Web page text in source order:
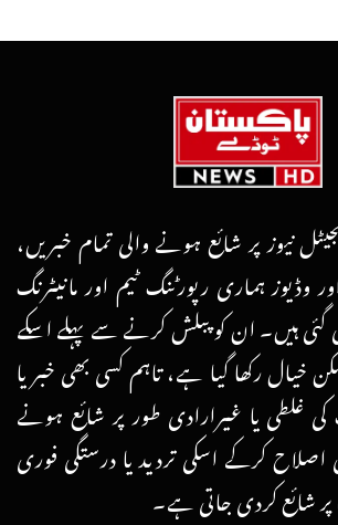
نیوز پر شائع ہونے والی تمام خبریں،
وڈیوز ہماری رپورٹنگ ٹیم اور مانیٹرنگ
ہیں۔ ان کو پبلش کرنے سے پہلے اسکے
خیال رکھا گیا ہے، تاہم کسی بھی خبر یا
غلطی یا غیرارادی طور پر شائع ہونے
کرکے اسکی تردید یا درستگی فوری
شائع کردی جاتی ہے۔